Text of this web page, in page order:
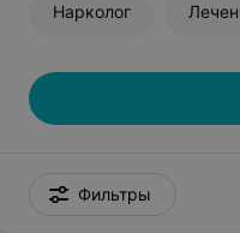
Нарколог
Фильтры